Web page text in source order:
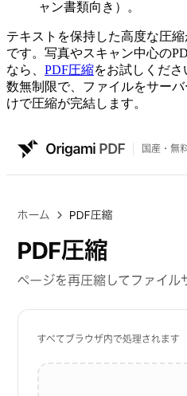
ャン書類向き）。
テキストを保持した高度な圧
です。写真やスキャン中心の
なら、 PDF圧縮をお試しくだ
数無制限で、ファイルをサー
けで圧縮が完結します。